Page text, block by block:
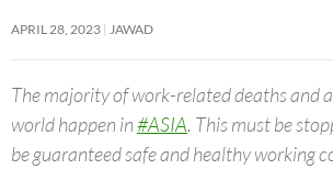
APRIL 28, 2023 JAWAD
The majority of work-related deaths and
world happen in#ASIA. This must be
be guaranteed safe and healthy working